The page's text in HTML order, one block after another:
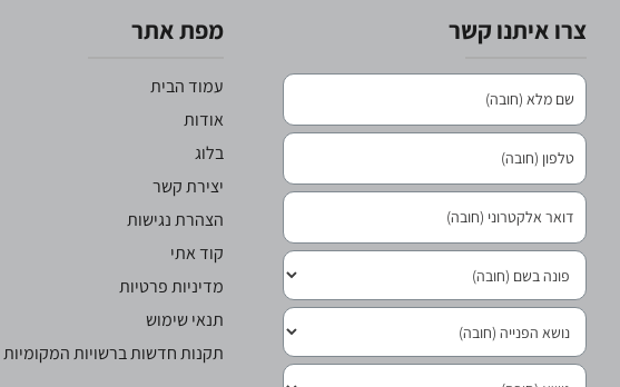
צרו איתנו קשר מפת אתר
עמוד הבית
אודות
בלוג
יצירת קשר
הצהרת נגישות
קוד אתי
מדיניות פרטיות
תנאי שימוש
תקנות חדשות ברשויות המקומיות